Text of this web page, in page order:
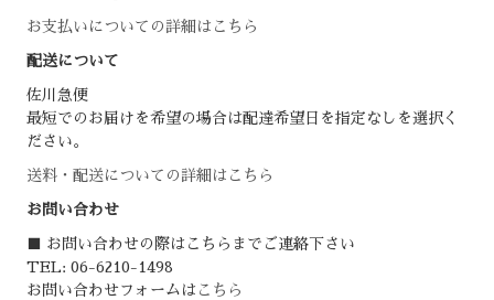
お支払いについての詳細はこちら
配送について
佐川急便
最短でのお届けを希望の場合は配達希望日を指定なしを選択く
ださい。
送料・配送についての詳細はこちら
お問い合わせ
■ お問い合わせの際はこちらまでご連絡下さい
TEL: 06-6210-1498
お問い合わせフォームは こちら